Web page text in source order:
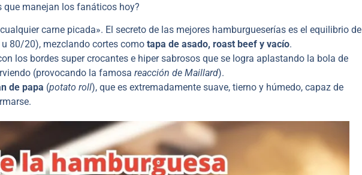
que manejan los fanáticos hoy?
carne picada». El secreto de las mejores hamburgueserías es el equilibrio de
80/20), mezclando cortes como tapa de asado, roast beef y vacío.
los bordes super crocantes e hiper sabrosos que se logra aplastando la bola de
(provocando la famosa reacción de Maillard).
de papa (potato roll), que es extremadamente suave, tierno y húmedo, capaz de